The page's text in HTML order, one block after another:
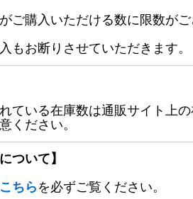
ご購入いただける数に限数が
もお断りさせていただきます。
ている在庫数は通販サイト上
ください。
ついて】
こちら を必ずご覧ください。